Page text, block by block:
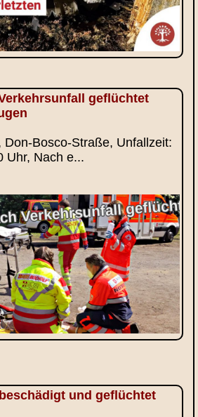
geflüchtet
Don-Bosco-Straße, Unfallzeit:
Uhr, Nach e...
und geflüchtet